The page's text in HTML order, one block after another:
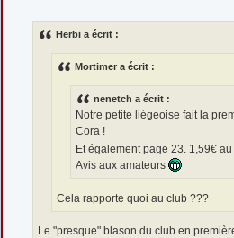
Herbi a écrit :
Mortimer a écrit :
nenetch a écrit :
Notre petite liégeoise fait la
Cora !
Et également page 23. 1,59€
Avis aux amateurs
Cela rapporte quoi au club ???
Le "presque" blason du club en